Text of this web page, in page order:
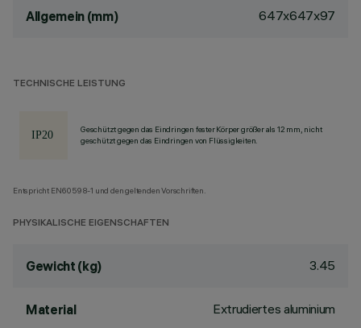
Allgemein (mm) 647x647x97
TECHNISCHE LEISTUNG
Geschützt gegen das Eindringen fester Körper größer als 12 mm, nicht
geschützt gegen das Eindringen von Flüssigkeiten.
Entspricht EN60598-1 und den geltenden Vorschriften.
PHYSIKALISCHE EIGENSCHAFTEN
Gewicht (kg) 3.45
Material Extrudiertes aluminium